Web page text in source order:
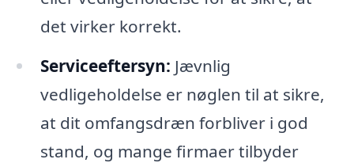
det virker korrekt.
Serviceeftersyn: Jævnlig
vedligeholdelse er nøglen til at sikre,
at dit omfangsdræn forbliver i god
stand, og mange firmaer tilbyder